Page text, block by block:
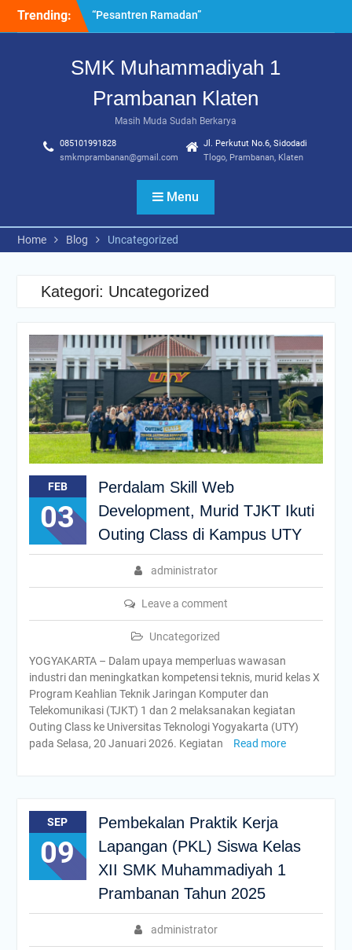
Trending:
“Pesantren Ramadan”
Sebagai Momentum
Perbaikan Diri
dan MPLS, SMK
Komitmen Sekolah Ramah
Anak
Uji Kompetensi Keahlian:
Sinergi SMK Bersama LSP
dalam Mencetak Lulusan
Kompeten dan Siap Kerja
SMK Muhammadiyah 1
Prambanan Klaten
Masih Muda Sudah Berkarya
085101991828
smkmprambanan@gmail.com
Jl. Perkutut No.6, Sidodadi
Tlogo, Prambanan, Klaten
Menu
Home Blog Uncategorized
Kategori: Uncategorized
FEB
03
Perdalam Skill Web
Development, Murid TJKT Ikuti
Outing Class di Kampus UTY
administrator
Leave a comment
Uncategorized
YOGYAKARTA – Dalam upaya memperluas wawasan
industri dan meningkatkan kompetensi teknis, murid kelas X
Program Keahlian Teknik Jaringan Komputer dan
Telekomunikasi (TJKT) 1 dan 2 melaksanakan kegiatan
Outing Class ke Universitas Teknologi Yogyakarta (UTY)
pada Selasa, 20 Januari 2026. Kegiatan
Read more
SEP
09
Pembekalan Praktik Kerja
Lapangan (PKL) Siswa Kelas
XII SMK Muhammadiyah 1
Prambanan Tahun 2025
administrator